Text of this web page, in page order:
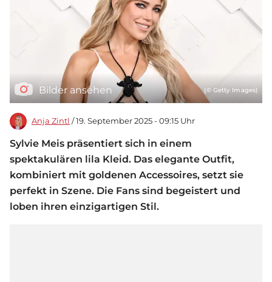
Bilder ansehen (© Getty Images)
Anja Zintl / 19. September 2025 - 09:15 Uhr
Sylvie Meis präsentiert sich in einem
spektakulären lila Kleid. Das elegante Outfit,
kombiniert mit goldenen Accessoires, setzt sie
perfekt in Szene. Die Fans sind begeistert und
loben ihren einzigartigen Stil.